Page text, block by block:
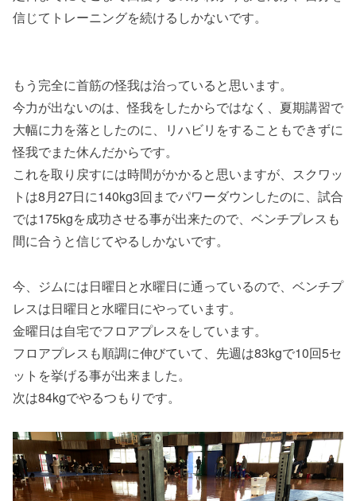
信じてトレーニングを続けるしかないです。
もう完全に首筋の怪我は治っていると思います。
今力が出ないのは、怪我をしたからではなく、夏期講習で
大幅に力を落としたのに、リハビリをすることもできずに
怪我でまた休んだからです。
これを取り戻すには時間がかかると思いますが、スクワッ
トは8月27日に140kg3回までパワーダウンしたのに、試合
では175kgを成功させる事が出来たので、ベンチプレスも
間に合うと信じてやるしかないです。
今、ジムには日曜日と水曜日に通っているので、ベンチプ
レスは日曜日と水曜日にやっています。
金曜日は自宅でフロアプレスをしています。
フロアプレスも順調に伸びていて、先週は83kgで10回5セ
ットを挙げる事が出来ました。
次は84kgでやるつもりです。